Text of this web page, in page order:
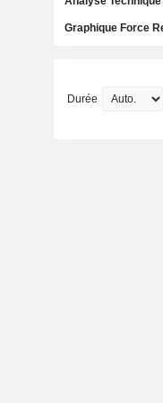
Graphique Force
Durée